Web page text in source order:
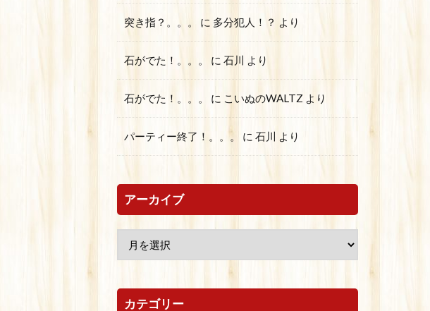
突き指？。。。 に 多分犯人！？ より
石がでた！。。。 に 石川 より
石がでた！。。。 に こいぬのWALTZ より
パーティー終了！。。。 に 石川 より
アーカイブ
カテゴリー